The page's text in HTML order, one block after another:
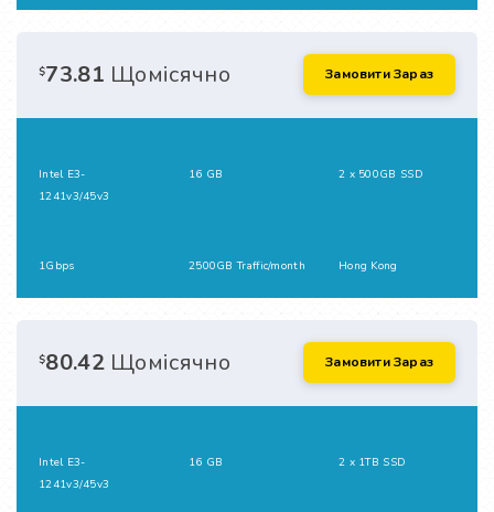
$73.81 Щомісячно Замовити Зараз
Intel E3-
1241v3/45v3
16 GB 2 x 500GB SSD
1Gbps 2500GB Traffic/month Hong Kong
$80.42 Щомісячно Замовити Зараз
Intel E3-
1241v3/45v3
16 GB 2 x 1TB SSD